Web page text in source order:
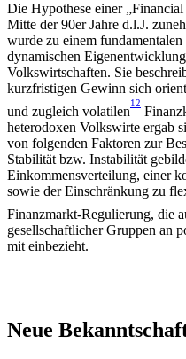
Die Hypothese einer
Mitte der 90er Jahre d.l.J.
wurde zu einem
dynamischen
Volkswirtschaften. Sie
kurzfristigen Gewinn sich
und zugleich volatilen
12
heterodoxen Volkswirte ergab
von folgenden Faktoren zur
Stabilität bzw. Instabilität
Einkommensverteilung, einer
sowie der Einschränkung zu
Finanzmarkt-Regulierung, die
gesellschaftlicher Gruppen an
mit einbezieht.
Neue